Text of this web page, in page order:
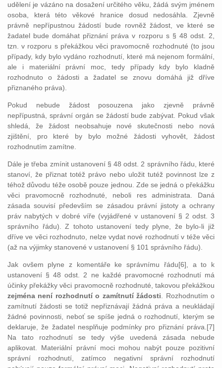
udělení je vázáno na dosažení určitého věku, žádá svým jménem
osoba, která této věkové hranice dosud nedosáhla. Zjevně
právně nepřípustnou žádostí bude rovněž žádost, ve které se
žadatel bude domáhat přiznání práva v rozporu s § 48 odst. 2,
tzn. v rozporu s překážkou věci pravomocně rozhodnuté (to jsou
případy, kdy bylo vydáno rozhodnutí, které má nejenom formální,
ale i materiální právní moc, tedy případy kdy bylo kladně
rozhodnuto o žádosti a žadatel se znovu domáhá již dříve
přiznaného práva).
Pokud nebude žádost posouzena jako zjevně právně
nepřípustná, správní orgán se žádostí bude zabývat. Pokud však
shledá, že žádost neobsahuje nové skutečnosti nebo nová
zjištění, pro které by bylo možné žádosti vyhovět, žádost
rozhodnutím zamítne.
Dále je třeba zmínit ustanovení § 48 odst. 2 správního řádu, které
stanoví, že přiznat totéž právo nebo uložit tutéž povinnost lze z
téhož důvodu téže osobě pouze jednou. Zde se jedná o překážku
věci pravomocně rozhodnuté, neboli res administrata. Daná
zásada souvisí především se zásadou právní jistoty a ochrany
práv nabytých v dobré víře (vyjádřené v ustanovení § 2 odst. 3
správního řádu). Z tohoto ustanovení tedy plyne, že bylo-li již
dříve ve věci rozhodnuto, nelze vydat nové rozhodnutí v téže věci
(až na výjimky stanovené v ustanovení § 101 správního řádu).
Jak ovšem plyne z komentáře ke správnímu řádu[6], a to k
ustanovení § 48 odst. 2 ne každé pravomocné rozhodnutí má
účinky překážky věci pravomocně rozhodnuté, takovou překážkou
zejména není rozhodnutí o zamítnutí žádosti . Rozhodnutím o
zamítnutí žádosti se totiž nepřiznávají žádná práva a neukládají
žádné povinnosti, neboť se spíše jedná o rozhodnutí, kterým se
deklaruje, že žadatel nesplňuje podmínky pro přiznání práva.[7]
Na tato rozhodnutí se tedy výše uvedená zásada nebude
aplikovat. Materiální právní moci mohou nabýt pouze pozitivní
správní rozhodnutí, zatímco negativní správní rozhodnutí